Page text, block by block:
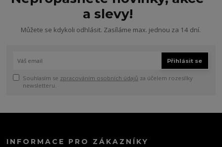
a slevy!
Můžete se kdykoli odhlásit. Zasíláme max. jednou za 14 dní.
Přihlásit se
Souhlasím se zpracováním osobních údajů za účelem rozesílky
newsletteru.
INFORMACE PRO ZÁKAZNÍKY